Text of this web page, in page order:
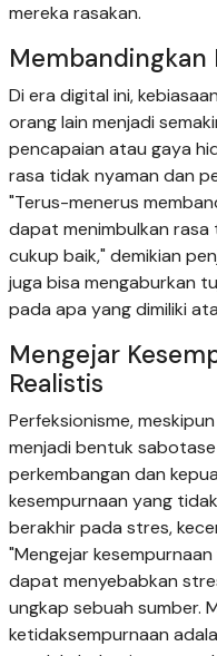
mereka rasakan.
Membandingkan
Di era digital ini,
orang lain menjadi
pencapaian atau gaya
rasa tidak nyaman dan
"Terus-menerus
dapat menimbulkan
cukup baik," demikian
juga bisa mengaburkan
pada apa yang dimiliki
Mengejar
Realistis
Perfeksionisme,
menjadi bentuk
perkembangan dan
kesempurnaan yang
berakhir pada stres,
"Mengejar
dapat menyebabkan
ungkap sebuah sumber.
ketidaksempurnaan